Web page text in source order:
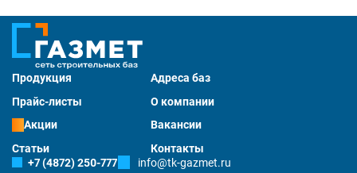
Продукция
Адреса баз
Прайс-листы
О компании
Акции
Вакансии
Статьи
Контакты
+7 (4872) 250-777
info@tk-gazmet.ru